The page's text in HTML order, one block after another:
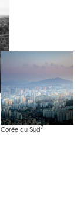
Corée du Sud 7